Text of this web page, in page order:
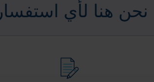
نحن هنا لأي